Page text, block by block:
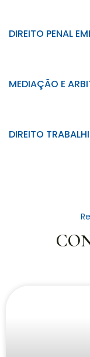
DIREITO PENAL
MEDIAÇÃO E
DIREITO